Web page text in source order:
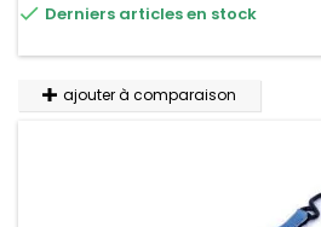
variations de températures,
 Derniers articles en stock
ajouter à comparaison